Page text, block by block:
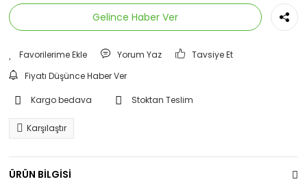
Gelince Haber Ver
Yorum Yaz
Tavsiye Et
Fiyatı Düşünce Haber Ver
Kargo bedava Stoktan Teslim
Karşılaştır
ÜRÜN BİLGİSİ